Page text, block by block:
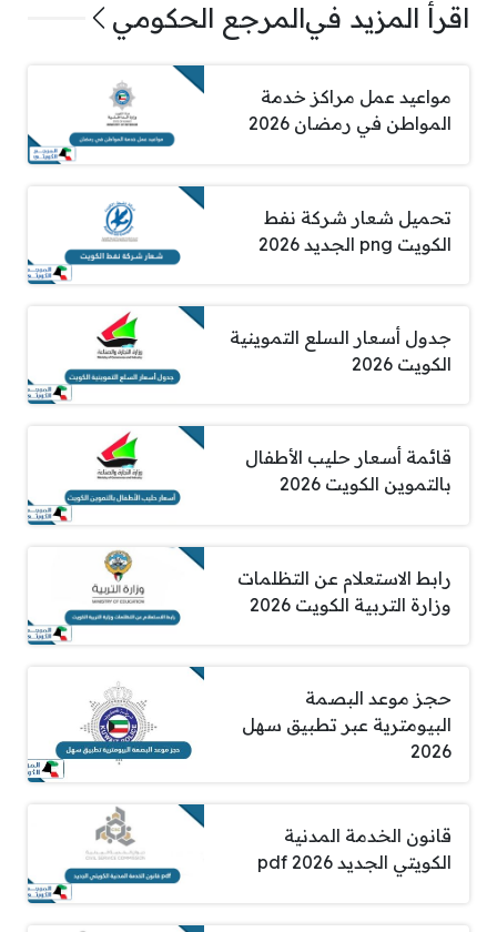
اقرأ المزيد فيالمرجع الحكومي
مواعيد عمل مراكز خدمة
المواطن في رمضان 2026
تحميل شعار شركة نفط
الكويت png الجديد 2026
جدول أسعار السلع التموينية
الكويت 2026
قائمة أسعار حليب الأطفال
بالتموين الكويت 2026
رابط الاستعلام عن التظلمات
وزارة التربية الكويت 2026
حجز موعد البصمة
البيومترية عبر تطبيق سهل
2026
قانون الخدمة المدنية
الكويتي الجديد pdf 2026